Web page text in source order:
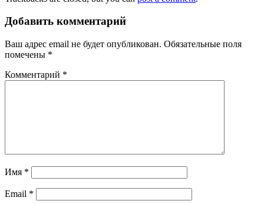
Добавить комментарий
Ваш адрес email не будет опубликован. Обязательные поля
помечены *
Комментарий *
Имя *
Email *